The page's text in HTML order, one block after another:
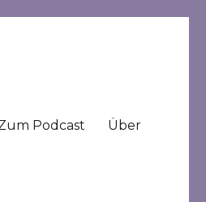
Podcast Über